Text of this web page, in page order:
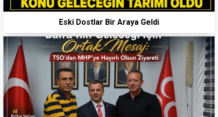
Eski Dostlar Bir Araya Geldi